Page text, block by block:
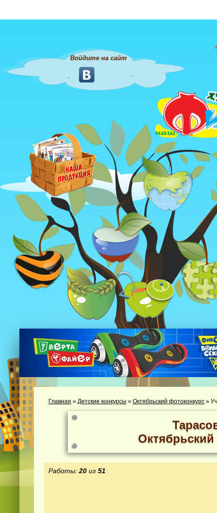
Войдите на сайт
Главная » Детские конкурсы » Октябрьский фотоконкурс »
Работы: 20 из 51